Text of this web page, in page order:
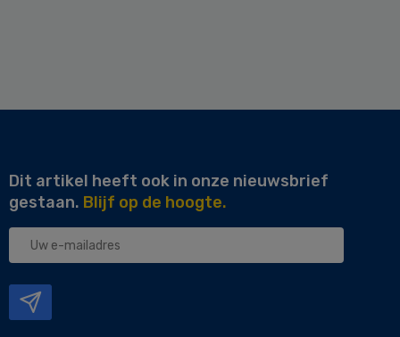
Dit artikel heeft ook in onze nieuwsbrief
gestaan. Blijf op de hoogte.
Uw